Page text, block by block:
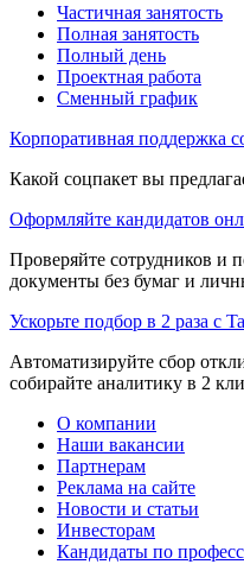
Частичная занятость
Полная занятость
Полный день
Проектная работа
Сменный график
Корпоративная поддержка
Какой соцпакет вы
Оформляйте кандидатов
Проверяйте сотрудников и
документы без бумаг и
Ускорьте подбор в 2 раза с
Автоматизируйте сбор
собирайте аналитику в 2
О компании
Наши вакансии
Партнерам
Реклама на сайте
Новости и статьи
Инвесторам
Кандидаты по